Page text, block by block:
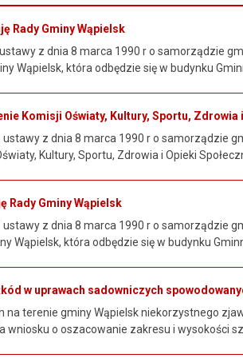
Rady Gminy Wąpielsk
z dnia 8 marca 1990 r o samorządzie
Wąpielsk, która odbędzie się w budynku
Komisji Oświaty, Kultury, Sportu, Zdrowia
z dnia 8 marca 1990 r o samorządzie
Kultury, Sportu, Zdrowia i Opieki
Rady Gminy Wąpielsk
z dnia 8 marca 1990 r o samorządzie
Wąpielsk, która odbędzie się w budynku
w uprawach sadowniczych
na terenie gminy Wąpielsk niekorzystnego
wniosku o oszacowanie zakresu i wysokości